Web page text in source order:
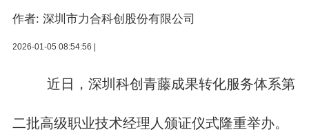
作者: 深圳市力合科创股份有限公司
2026-01-05 08:54:56 |
近日，深圳科创青藤成果转化服务体系第
二批高级职业技术经理人颁证仪式隆重举办。